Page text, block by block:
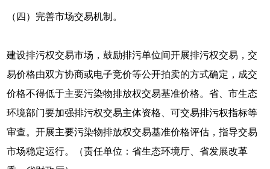
（四）完善市场交易机制。
建设排污权交易市场，鼓励排污单位间开展排污权交易，交
易价格由双方协商或电子竞价等公开拍卖的方式确定，成交
价格不得低于主要污染物排放权交易基准价格。省、市生态
环境部门要加强排污权交易主体资格、可交易排污权指标等
审查。开展主要污染物排放权交易基准价格评估，指导交易
市场稳定运行。（责任单位：省生态环境厅、省发展改革